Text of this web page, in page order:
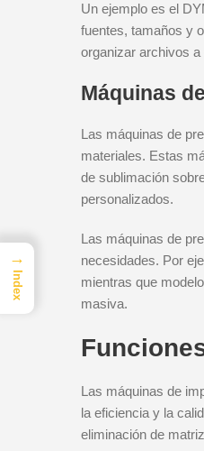
Un ejemplo es el
fuentes, tamaños y
organizar archivos
Máquinas
Las máquinas de
materiales. Estas
de sublimación
personalizados.
Las máquinas de
necesidades. Por
mientras que
masiva.
Las máquinas de
la eficiencia y la
eliminación de
→
Index